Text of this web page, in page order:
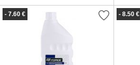
- 7.60 € - 8.50 €